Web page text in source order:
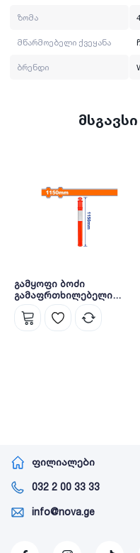
ზომა
მწარმოებელი ქვეყანა
ბრენდი
გამყოფი ბოძი
გამაფრთხილებელი
ნიშანი 1150 მმ (WYJ2A11)
WADFOW
ფილიალები
032 2 00 33 33
info@nova.ge